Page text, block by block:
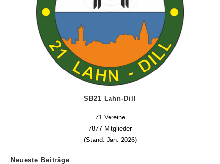
SB21 Lahn-Dill
71 Vereine
7877 Mitglieder
(Stand: Jan. 2026)
Neueste Beiträge